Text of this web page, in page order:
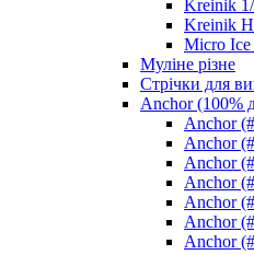
Kreinik
Kreinik
Micro
Муліне різне
Стрічки для
Anchor (100%
Anchor
Anchor
Anchor
Anchor
Anchor
Anchor
Anchor